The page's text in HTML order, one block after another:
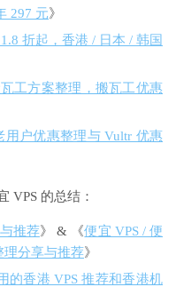
297 元》
折起，香港 / 日本 / 韩国
工方案整理，搬瓦工优惠
用户优惠整理与 Vultr 优惠
VPS 的总结：
推荐》 & 《便宜 VPS / 便
理分享与推荐》
的香港 VPS 推荐和香港机